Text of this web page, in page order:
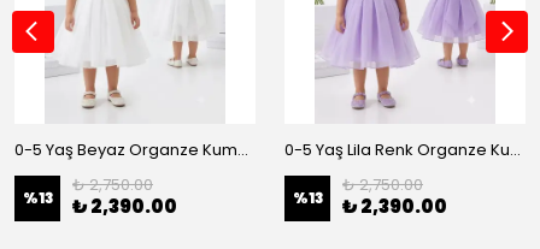
0-5 Yaş Beyaz Organze Kumaş Bel İnci Kemerli Midi Boy Arkası Lastikli Abiye
%13
₺ 2,750.00
₺ 2,390.00
0-5 Yaş Lila Renk Organze Kumaş Bel İnci Kemerli Midi Boy Arkası Lastikli Abiye
%13
₺ 2,750.00
₺ 2,390.00